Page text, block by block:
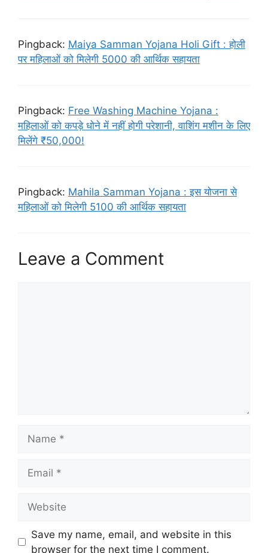
Pingback: Maiya Samman Yojana Holi Gift : होली
पर महिलाओं को मिलेगी 5000 की आर्थिक सहायता
Pingback: Free Washing Machine Yojana :
महिलाओं को कपड़े धोने में नहीं होगी परेशानी, वाशिंग मशीन के लिए
मिलेंगे ₹50,000!
Pingback: Mahila Samman Yojana : इस योजना से
महिलाओं को मिलेगी 5100 की आर्थिक सहायता
Leave a Comment
Save my name, email, and website in this
browser for the next time I comment.